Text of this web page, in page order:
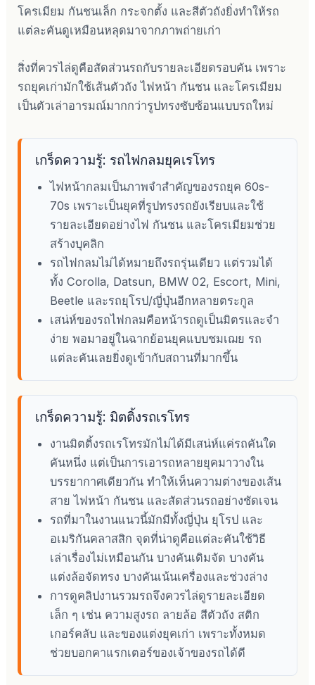
โครเมียม กันชนเล็ก กระจกตั้ง และสีตัวถังยิ่งทำให้รถ
แต่ละคันดูเหมือนหลุดมาจากภาพถ่ายเก่า
สิ่งที่ควรไล่ดูคือสัดส่วนรถกับรายละเอียดรอบคัน เพราะ
รถยุคเก่ามักใช้เส้นตัวถัง ไฟหน้า กันชน และโครเมียม
เป็นตัวเล่าอารมณ์มากกว่ารูปทรงซับซ้อนแบบรถใหม่
เกร็ดความรู้: รถไฟกลมยุคเรโทร
ไฟหน้ากลมเป็นภาพจำสำคัญของรถยุค 60s-
70s เพราะเป็นยุคที่รูปทรงรถยังเรียบและใช้
รายละเอียดอย่างไฟ กันชน และโครเมียมช่วย
สร้างบุคลิก
รถไฟกลมไม่ได้หมายถึงรถรุ่นเดียว แต่รวมได้
ทั้ง Corolla, Datsun, BMW 02, Escort, Mini,
Beetle และรถยุโรป/ญี่ปุ่นอีกหลายตระกูล
เสน่ห์ของรถไฟกลมคือหน้ารถดูเป็นมิตรและจำ
ง่าย พอมาอยู่ในฉากย้อนยุคแบบชมเฌย รถ
แต่ละคันเลยยิ่งดูเข้ากับสถานที่มากขึ้น
เกร็ดความรู้: มิตติ้งรถเรโทร
งานมิตติ้งรถเรโทรมักไม่ได้มีเสน่ห์แค่รถคันใด
คันหนึ่ง แต่เป็นการเอารถหลายยุคมาวางใน
บรรยากาศเดียวกัน ทำให้เห็นความต่างของเส้น
สาย ไฟหน้า กันชน และสัดส่วนรถอย่างชัดเจน
รถที่มาในงานแนวนี้มักมีทั้งญี่ปุ่น ยุโรป และ
อเมริกันคลาสสิก จุดที่น่าดูคือแต่ละคันใช้วิธี
เล่าเรื่องไม่เหมือนกัน บางคันเดิมจัด บางคัน
แต่งล้อจัดทรง บางคันเน้นเครื่องและช่วงล่าง
การดูคลิปงานรวมรถจึงควรไล่ดูรายละเอียด
เล็ก ๆ เช่น ความสูงรถ ลายล้อ สีตัวถัง สติก
เกอร์คลับ และของแต่งยุคเก่า เพราะทั้งหมด
ช่วยบอกคาแรกเตอร์ของเจ้าของรถได้ดี